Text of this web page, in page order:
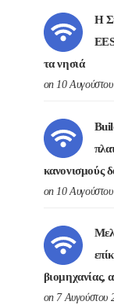
Η
τα νησιά
on 10
κανονισμούς
on 10
βιομηχανίας,
on 7 Αυγούστου